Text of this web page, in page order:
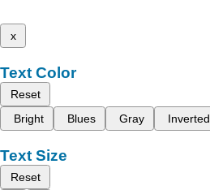
x
Text Color
Reset
Bright
Blues Gray Inverted
Text Size
Reset